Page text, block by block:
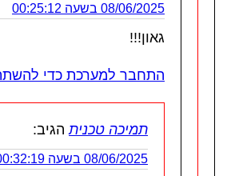
08/06/2025 בשעה 00:25:12
גאון!!!
התחבר למערכת כדי
תמיכה טכנית הגיב:
08/06/2025 בשעה 00:32:19